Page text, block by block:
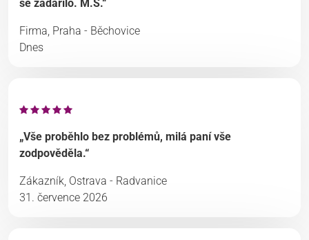
se zadařilo. M.S.“
Firma, Praha - Běchovice
Dnes
„Vše proběhlo bez problémů, milá paní vše
zodpověděla.“
Zákazník, Ostrava - Radvanice
31. července 2026